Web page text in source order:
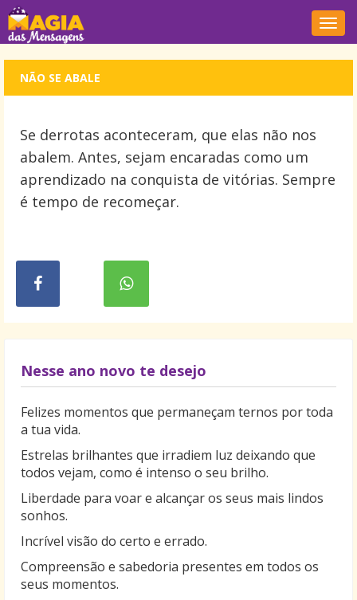
NÃO SE ABALE
Se derrotas aconteceram, que elas não nos
abalem. Antes, sejam encaradas como um
aprendizado na conquista de vitórias. Sempre
é tempo de recomeçar.
Nesse ano novo te desejo
Felizes momentos que permaneçam ternos por toda
a tua vida.
Estrelas brilhantes que irradiem luz deixando que
todos vejam, como é intenso o seu brilho.
Liberdade para voar e alcançar os seus mais lindos
sonhos.
Incrível visão do certo e errado.
Compreensão e sabedoria presentes em todos os
seus momentos.